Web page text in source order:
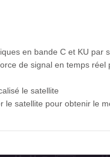
en bande C et KU par
de signal en temps
le satellite
le satellite pour obtenir le